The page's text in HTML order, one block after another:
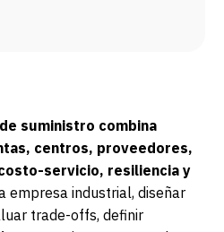
suministro combina
centros, proveedores,
servicio, resiliencia y
empresa industrial, diseñar
trade-offs, definir